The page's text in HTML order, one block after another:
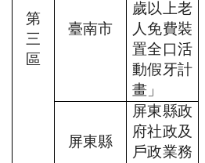
第
三
區
臺南市
歲以上老
人免費裝
置全口活
動假牙計
畫」
屏東縣
屏東縣政
府社政及
戶政業務